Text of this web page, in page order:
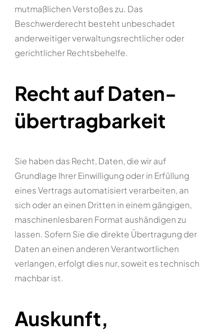
mutmaßlichen Verstoßes zu. Das
Beschwerderecht besteht unbeschadet
anderweitiger verwaltungsrechtlicher oder
gerichtlicher Rechtsbehelfe.
Recht auf Daten­
übertrag­barkeit
Sie haben das Recht, Daten, die wir auf
Grundlage Ihrer Einwilligung oder in Erfüllung
eines Vertrags automatisiert verarbeiten, an
sich oder an einen Dritten in einem gängigen,
maschinenlesbaren Format aushändigen zu
lassen. Sofern Sie die direkte Übertragung der
Daten an einen anderen Verantwortlichen
verlangen, erfolgt dies nur, soweit es technisch
machbar ist.
Auskunft,